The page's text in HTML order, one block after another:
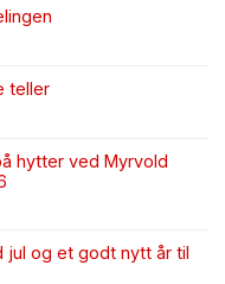
teller
hytter ved Myrvold
jul og et godt nytt år til